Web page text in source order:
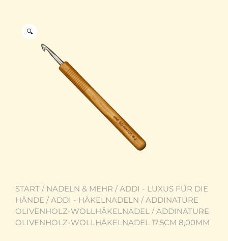
🔍
START / NADELN & MEHR /ADDI - LUXUS FÜR DIE
HÄNDE /ADDI - HÄKELNADELN /ADDINATURE
OLIVENHOLZ-WOLLHÄKELNADEL / ADDINATURE
OLIVENHOLZ-WOLLHÄKELNADEL 17,5CM 8,00MM